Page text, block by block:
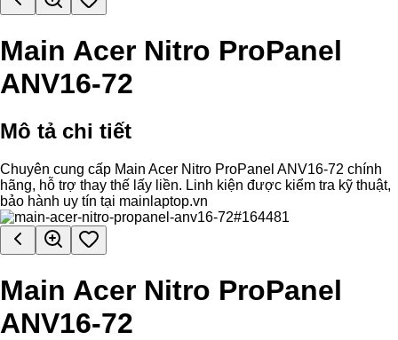
Main Acer Nitro ProPanel
ANV16-72
Mô tả chi tiết
Chuyên cung cấp Main Acer Nitro ProPanel ANV16-72 chính
hãng, hỗ trợ thay thế lấy liền. Linh kiện được kiểm tra kỹ thuật,
bảo hành uy tín tại mainlaptop.vn
Main Acer Nitro ProPanel
ANV16-72